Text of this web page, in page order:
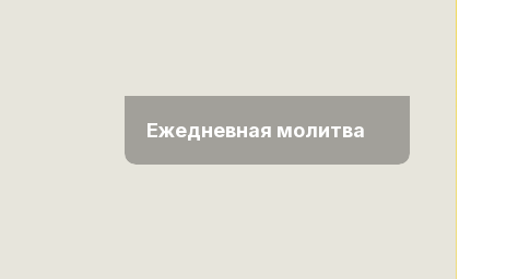
Ежедневная молитва